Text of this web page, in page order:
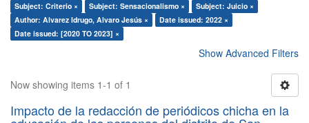
Subject: Criterio ×
Subject: Sensacionalismo ×
Subject: Juicio ×
Author: Alvarez Idrugo, Alvaro Jesús ×
Date issued: 2022 ×
Date issued: [2020 TO 2023] ×
Show Advanced Filters
Now showing items 1-1 of 1
Impacto de la redacción de periódicos chicha en la